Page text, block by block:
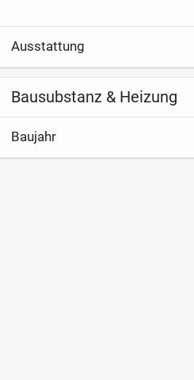
Ausstattung
Bausubstanz & Heizung
Baujahr